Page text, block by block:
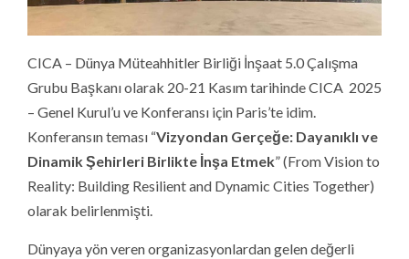
CICA – Dünya Müteahhitler Birliği İnşaat 5.0 Çalışma
Grubu Başkanı olarak 20-21 Kasım tarihinde CICA 2025
– Genel Kurul’u ve Konferansı için Paris’te idim.
Konferansın teması “Vizyondan Gerçeğe: Dayanıklı ve
Dinamik Şehirleri Birlikte İnşa Etmek” (From Vision to
Reality: Building Resilient and Dynamic Cities Together)
olarak belirlenmişti.
Dünyaya yön veren organizasyonlardan gelen değerli